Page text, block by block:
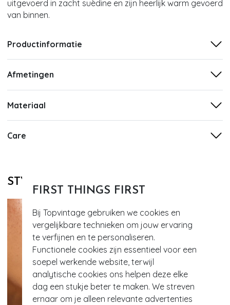
FIRST THINGS FIRST
Bij Topvintage gebruiken we cookies en
vergelijkbare technieken om jouw ervaring
te verfijnen en te personaliseren.
Functionele cookies zijn essentieel voor een
soepel werkende website, terwijl
analytische cookies ons helpen deze elke
dag een stukje beter te maken. We streven
ernaar om je alleen relevante advertenties
uitgevoerd in zacht suèdine en zijn heerlijk warm gevoerd
van binnen.
Productinformatie
Afmetingen
Materiaal
Care
STYLE DIT MET